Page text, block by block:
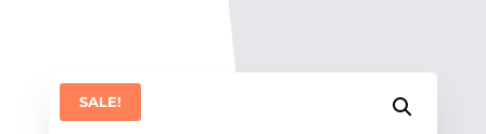
SALE!